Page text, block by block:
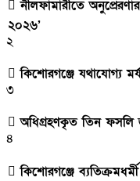
নীলফামারীতে
২০২৬’
২
কিশোরগঞ্জে যথাযোগ্য
৩
অধিগ্রহণকৃত তিন ফসলি
৪
কিশোরগঞ্জে